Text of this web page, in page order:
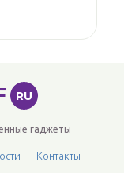
RU
гаджеты
Контакты